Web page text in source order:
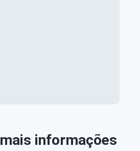
mais informações